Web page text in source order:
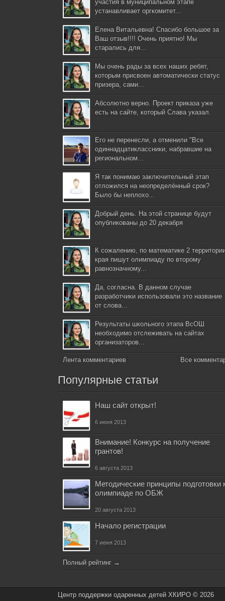
участия в муниципальном этапе
устанавливает оргкомитет...
Елена Витальевна! Спасибо большое за
Ваш отзыв!!!! Очень приятно! Мы
старались для...
Мы очень рады за всех наших ребят,
которым присвоен автоматически статус
призера, сами...
Абсолютно верно. Проект приказа уже
есть на сайте, который Слава указал.
Его не перенесли, а отменили "Все
одиннадцатиклассники, набравшие на
региональном...
Я так понимаю заключительный этап
отложился на неопределённый срок?
Было бы неплохо...
Добрый день. На этой странице будут
опубликованы до 20 декабря
К сожалению, по математике 2
края пишут олимпиаду по второму
равнозначному...
Да, согласна. В данном случае
разработчики использовали это название
от слова...
Результаты школьного этапа ВсОШ
необходимо отслеживать на сайтах
организаторов...
Лента комментариев Все
Популярные статьи
Наш сайт открыт!
6 июня 2013
Внимание! Конкурс на получение
грантов!
6 августа 2013
Методические принципы подготовки
олимпиаде по ОБЖ
20 августа 2013
Начало регистрации
7 июня 2013
Полный рейтинг →
Центр поддержки одаренных детей ХКИРО © 2026